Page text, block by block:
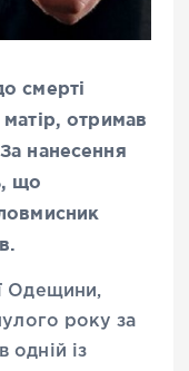
смерті
отримав
нанесення
що
Одещини,
року за
одній із